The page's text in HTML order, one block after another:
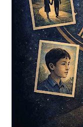
ഈ കഥ ഒരു സ്ത്രീയുടെ
പോരാട്ടം നടക്കുന്ന
കാരണം, ഇത് ഒരു
നഴ്‌സിന്‍റെ
ഇപ്പോഴും അന്വേഷണം
എത്തിയിട്ടില്ല.
കാത്തിരിക്കുകയാണ്.
Anoop Appu (About